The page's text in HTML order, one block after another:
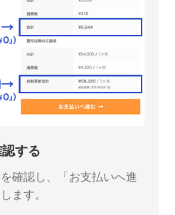
認する
確認し、「お支払いへ進
ます。